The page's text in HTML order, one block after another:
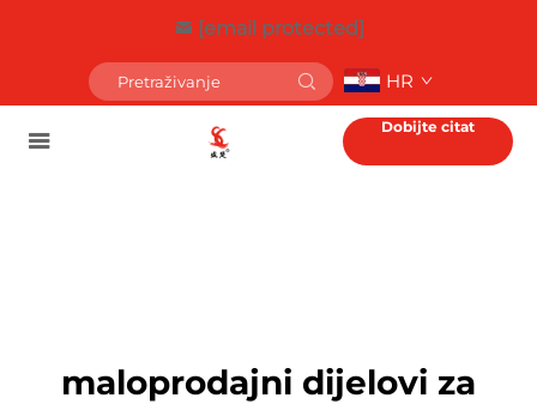
[email protected]
HR
Dobijte citat
maloprodajni dijelovi za